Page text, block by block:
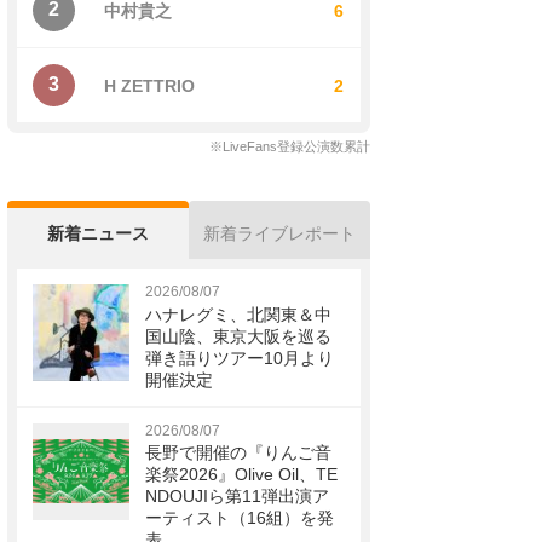
2 中村貴之 6
3 H ZETTRIO 2
※LiveFans登録公演数累計
新着ニュース 新着ライブレポート
2026/08/07
ハナレグミ、北関東＆中
国山陰、東京大阪を巡る
弾き語りツアー10月より
開催決定
2026/08/07
長野で開催の『りんご音
楽祭2026』Olive Oil、TE
NDOUJIら第11弾出演ア
ーティスト（16組）を発